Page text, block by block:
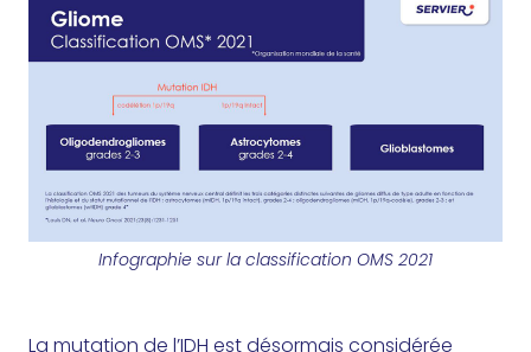
Infographie sur la classification OMS 2021
La mutation de l’IDH est désormais considérée